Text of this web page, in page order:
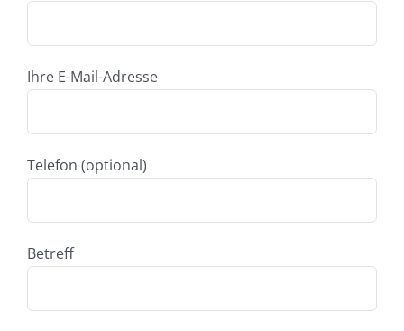
Ihre E-Mail-Adresse
Telefon (optional)
Betreff